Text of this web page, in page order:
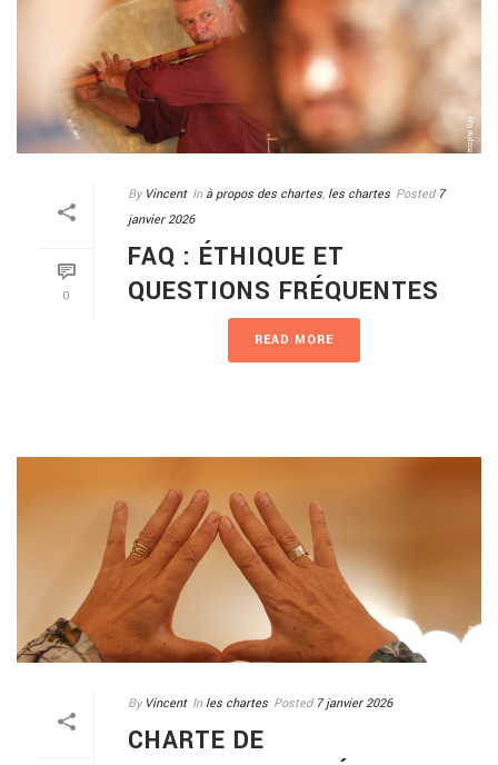
0
By Vincent In à propos des chartes, les chartes Posted 7
janvier 2026
FAQ : ÉTHIQUE ET
QUESTIONS FRÉQUENTES
READ MORE
By Vincent In les chartes Posted 7 janvier 2026
CHARTE DE